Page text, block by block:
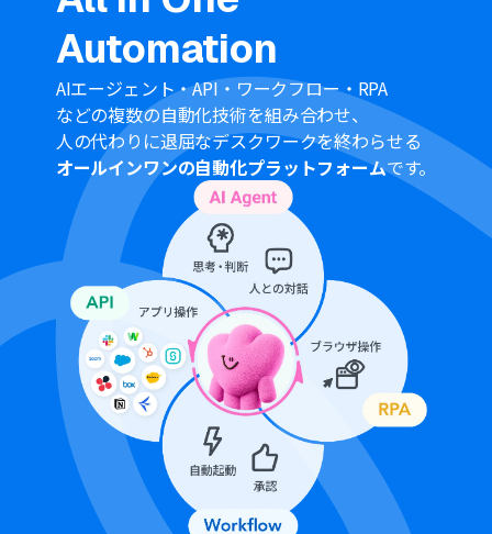
間隔を選択できます。
プランによって最短の起動間隔が異なりますので、ご注意
ください。
Automation
AIエージェント・API・ワークフロー・RPA
などの複数の自動化技術を組み合わせ、
人の代わりに退屈なデスクワークを終わらせる
オールインワンの自動化プラットフォームです。